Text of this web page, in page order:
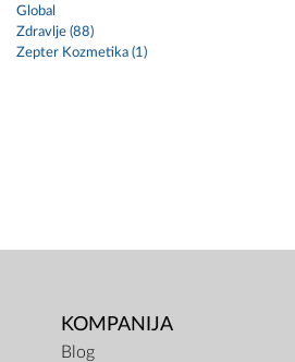
Global
Zdravlje (88)
Zepter Kozmetika (1)
KOMPANIJA
Blog